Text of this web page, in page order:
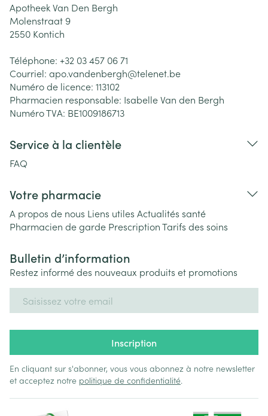
Apotheek Van Den Bergh
Molenstraat 9
2550 Kontich
Téléphone: +32 03 457 06 71
Courriel: apo.vandenbergh@telenet.be
Numéro de licence: 113102
Pharmacien responsable: Isabelle Van den Bergh
Numéro TVA: BE1009186713
Service à la clientèle
FAQ
Votre pharmacie
A propos de nous Liens utiles Actualités santé
Pharmacien de garde PrescriptionTarifs des soins
Bulletin d’information
Restez informé des nouveaux produits et promotions
Inscription
En cliquant sur s'abonner, vous vous abonnez à notre newsletter
et acceptez notre politique de confidentialité.